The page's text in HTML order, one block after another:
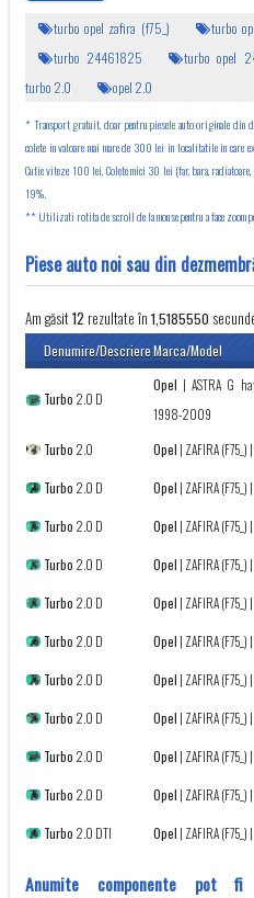
turbo opel zafira (f75_) turbo
turbo 24461825
turbo opel
turbo 2.0
opel 2.0
* Transport gratuit, doar pentru piesele auto originale din
colete in valoare mai mare de 300 lei in localitatile in
Cutie viteze 100 lei, Colete mici 30 lei (far, bara,
19%.
** Utilizati rotita de scroll de la mouse pentru a face zoom
Piese auto noi sau din
Am găsit12 rezultate în 1,5185550
Denumire/DescriereMarca/Model
Turbo 2.0 D
Opel |ASTRA G
1998-2009
Turbo 2.0 Opel | ZAFIRA (F75_)
Turbo 2.0 D Opel | ZAFIRA (F75_)
Turbo 2.0 D Opel | ZAFIRA (F75_)
Turbo 2.0 D Opel | ZAFIRA (F75_)
Turbo 2.0 D Opel | ZAFIRA (F75_)
Turbo 2.0 D Opel | ZAFIRA (F75_)
Turbo 2.0 D Opel | ZAFIRA (F75_)
Turbo 2.0 D Opel | ZAFIRA (F75_)
Turbo 2.0 D Opel | ZAFIRA (F75_)
Turbo 2.0 D Opel | ZAFIRA (F75_)
Turbo 2.0 DTI Opel | ZAFIRA (F75_)
Anumite componente pot